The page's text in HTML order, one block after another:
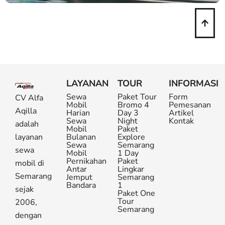
CV Alfa
Aqilla
adalah
layanan
sewa
mobil di
Semarang
sejak
2006,
dengan
LAYANAN
Sewa
Mobil
Harian
Sewa
Mobil
Bulanan
Sewa
Mobil
Pernikahan
Antar
Jemput
Bandara
TOUR
Paket Tour
Bromo 4
Day 3
Night
Paket
Explore
Semarang
1 Day
Paket
Lingkar
Semarang
1
Paket One
Tour
Semarang
INFORMASI
Form
Pemesanan
Artikel
Kontak